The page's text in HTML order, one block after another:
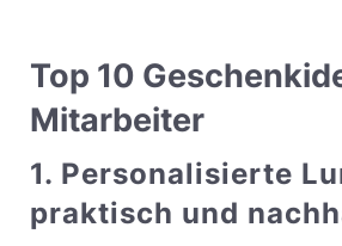
Top 10
Mitarbeiter
1. Personalisierte
praktisch und